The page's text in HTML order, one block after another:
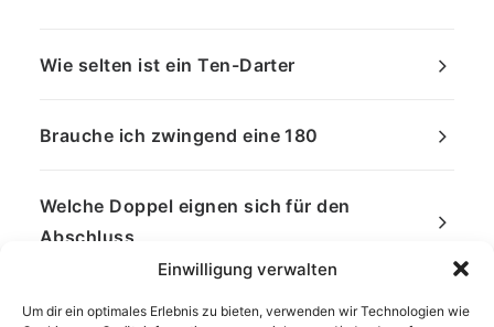
Einwilligung verwalten
Um dir ein optimales Erlebnis zu bieten, verwenden wir Technologien wie
Wie selten ist ein Ten-Darter
Brauche ich zwingend eine 180
Welche Doppel eignen sich für den
Abschluss